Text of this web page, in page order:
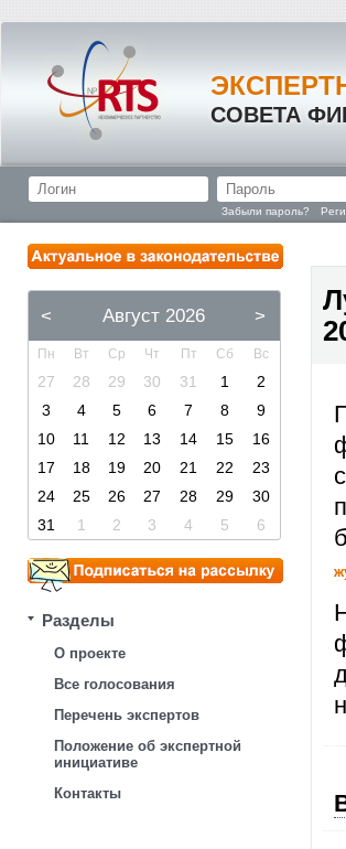
СОВЕТА
Забыли пароль?
< Август 2026 >
Пн Вт Ср Чт Пт Сб Вс
27 28 29 30 31 1
2
3
4 5 6 7 8
9
10
11 12 13 14 15
16
17
18 19 20 21 22
23
24
25 26 27 28 29
30
31
1 2 3 4 5 6
Разделы
О проекте
Все голосования
Перечень экспертов
Положение об экспертной
инициативе
Контакты